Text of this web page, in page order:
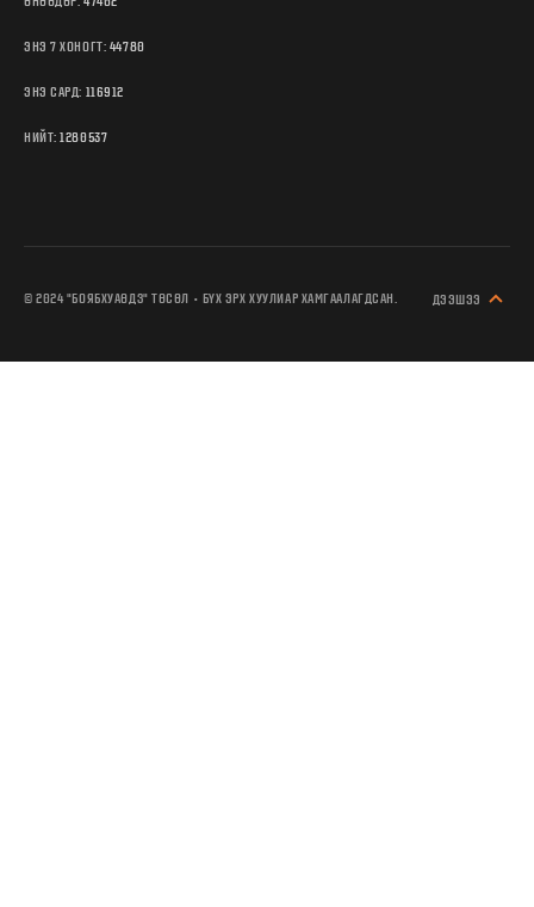
ЭНЭ 7 ХОНОГТ:44780
ЭНЭ САРД: 116912
НИЙТ:1280537
© 2024 "БОЯБХУАӨДЗ" ТӨСӨЛ • БҮХ ЭРХ ХУУЛИАР ХАМГААЛАГДСАН. ДЭЭШЭЭ